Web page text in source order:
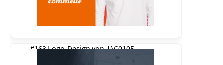
#163 Logo-Design vonJAC0105